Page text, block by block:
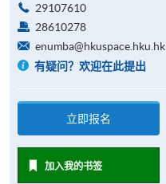
29107610
28610278
enumba@hkuspace.hku.hk
有疑问？欢迎在此提出
立即报名
加入我的书签